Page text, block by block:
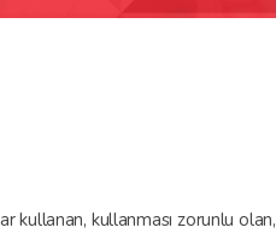
kullanması zorunlu